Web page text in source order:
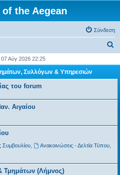
the Aegean
Σύνδεση
ζ
σ
07 Αύγ 2026 22:25
Συλλόγων & Υπηρεσιών
του forum
Αιγαίου
Συμβουλίου, Ανακοινώσεις - Δελτία Τύπου,
Τμημάτων (Λήμνος)